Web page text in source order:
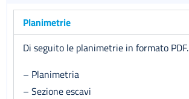
Planimetrie
Di seguito le planimetrie in formato PDF.
– Planimetria
– Sezione escavi